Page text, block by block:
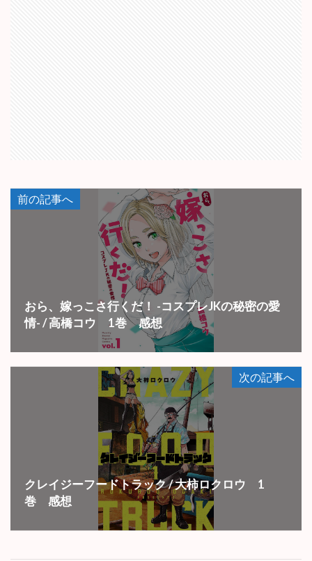
前の記事へ
おら、嫁っこさ行くだ！ -コスプレJKの秘密の愛
情- / 高橋コウ 1巻 感想
次の記事へ
クレイジーフードトラック / 大柿ロクロウ 1
巻 感想